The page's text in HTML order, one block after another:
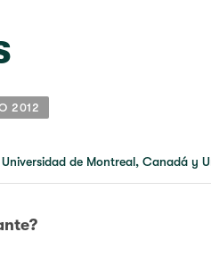
2012
de Montreal, Canadá y